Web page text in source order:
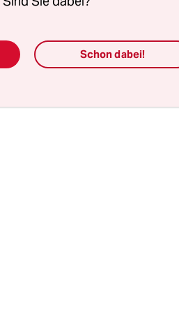
neigendenhiesigen
Konventionen
Schon dabei!